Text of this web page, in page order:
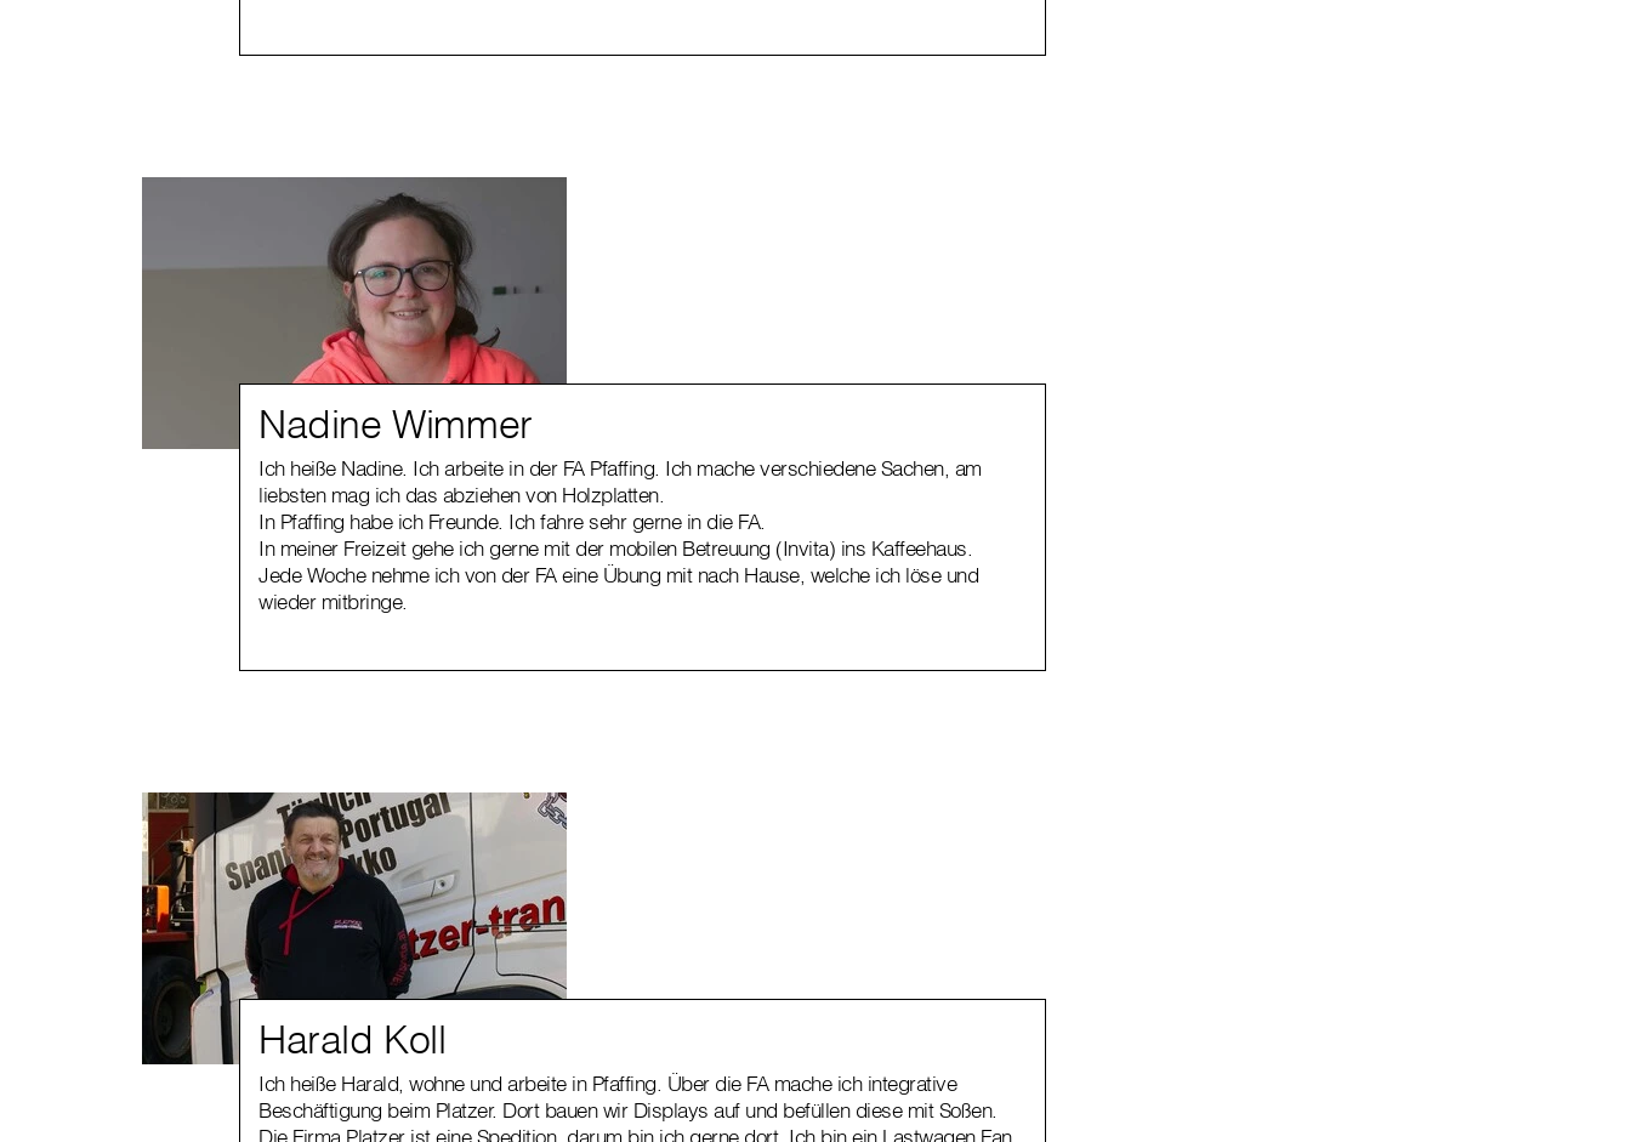
Nadine Wimmer
Ich heiße Nadine. Ich arbeite in der FA Pfaffing. Ich mache verschiedene Sachen, am
liebsten mag ich das abziehen von Holzplatten.
In Pfaffing habe ich Freunde. Ich fahre sehr gerne in die FA.
In meiner Freizeit gehe ich gerne mit der mobilen Betreuung (Invita) ins Kaffeehaus.
Jede Woche nehme ich von der FA eine Übung mit nach Hause, welche ich löse und
wieder mitbringe.
Harald Koll
Ich heiße Harald, wohne und arbeite in Pfaffing. Über die FA mache ich integrative
Beschäftigung beim Platzer. Dort bauen wir Displays auf und befüllen diese mit Soßen.
Die Firma Platzer ist eine Spedition, darum bin ich gerne dort. Ich bin ein Lastwagen Fan.